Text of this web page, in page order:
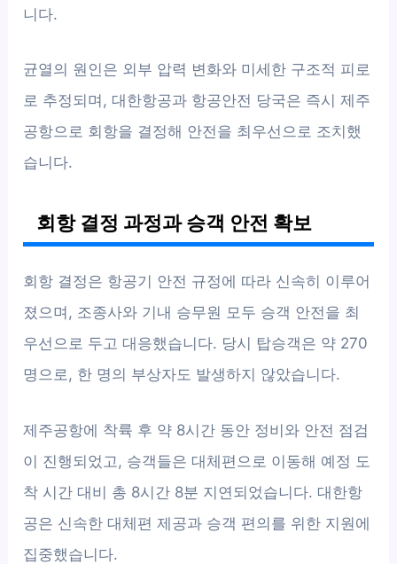
니다.
균열의 원인은 외부 압력 변화와 미세한 구조적 피로
로 추정되며, 대한항공과 항공안전 당국은 즉시 제주
공항으로 회항을 결정해 안전을 최우선으로 조치했
습니다.
회항 결정 과정과 승객 안전 확보
회항 결정은 항공기 안전 규정에 따라 신속히 이루어
졌으며, 조종사와 기내 승무원 모두 승객 안전을 최
우선으로 두고 대응했습니다. 당시 탑승객은 약 270
명으로, 한 명의 부상자도 발생하지 않았습니다.
제주공항에 착륙 후 약 8시간 동안 정비와 안전 점검
이 진행되었고, 승객들은 대체편으로 이동해 예정 도
착 시간 대비 총 8시간 8분 지연되었습니다. 대한항
공은 신속한 대체편 제공과 승객 편의를 위한 지원에
집중했습니다.